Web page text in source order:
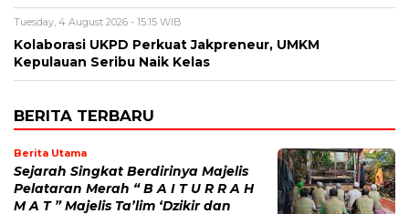
Tuesday, 4 August 2026 - 15:15 WIB
Kolaborasi UKPD Perkuat Jakpreneur, UMKM
Kepulauan Seribu Naik Kelas
BERITA TERBARU
Berita Utama
Sejarah Singkat Berdirinya Majelis
Pelataran Merah “ B A I T U R R A H
M A T ” Majelis Ta’lim ‘Dzikir dan